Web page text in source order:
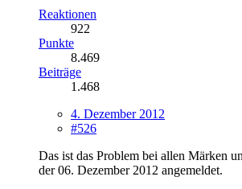
Reaktionen
922
Punkte
8.469
Beiträge
1.468
4. Dezember 2012
#526
Das ist das Problem bei allen Märken
der 06. Dezember 2012 angemeldet.